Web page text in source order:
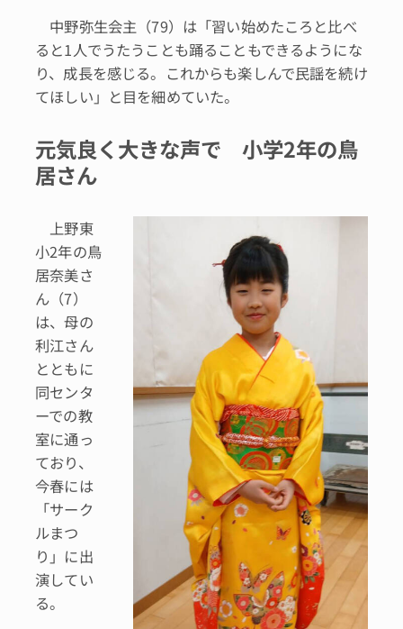
中野弥生会主（79）は「習い始めたころと比べ
ると1人でうたうことも踊ることもできるようにな
り、成長を感じる。これからも楽しんで民謡を続け
てほしい」と目を細めていた。
元気良く大きな声で 小学2年の鳥
居さん
上野東
小2年の鳥
居奈美さ
ん（7）
は、母の
利江さん
とともに
同センタ
ーでの教
室に通っ
ており、
今春には
「サーク
ルまつ
り」に出
演してい
る。